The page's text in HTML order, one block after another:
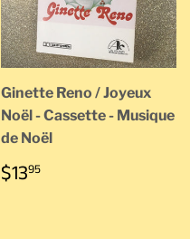
Ginette Reno / Joyeux
Noël - Cassette - Musique
de Noël
PRIX
RÉGULIER
$1395